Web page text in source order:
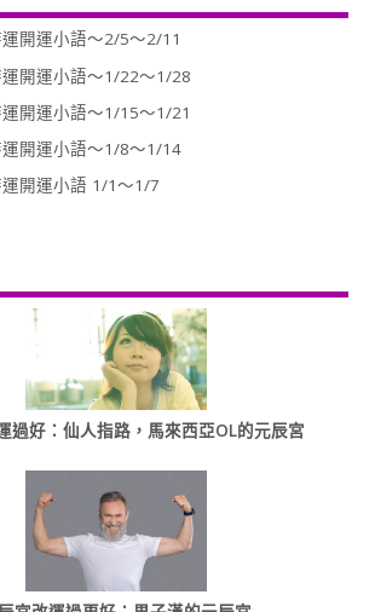
開運小語～2/5～2/11
開運小語～1/22～1/28
開運小語～1/15～1/21
開運小語～1/8～1/14
開運小語 1/1～1/7
過好：仙人指路，馬來西亞OL的元辰宮